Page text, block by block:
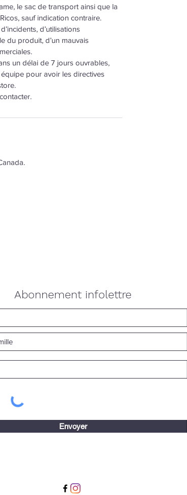
le sac de transport ainsi que la
sauf indication contraire.
d’utilisations
du produit, d’un mauvais
un délai de 7 jours ouvrables,
pour avoir les directives
Abonnement infolettre
Envoyer